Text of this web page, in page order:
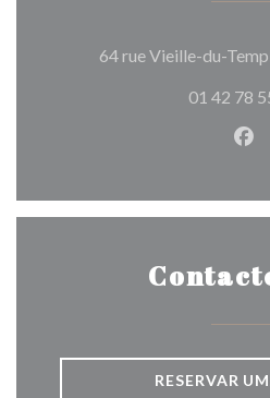
64 rue Vieille-du-
01 42 78
RESERVAR